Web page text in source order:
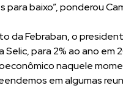
para baixo”, ponderou
da Febraban, o
Selic, para 2% ao ano
naquele
em algumas